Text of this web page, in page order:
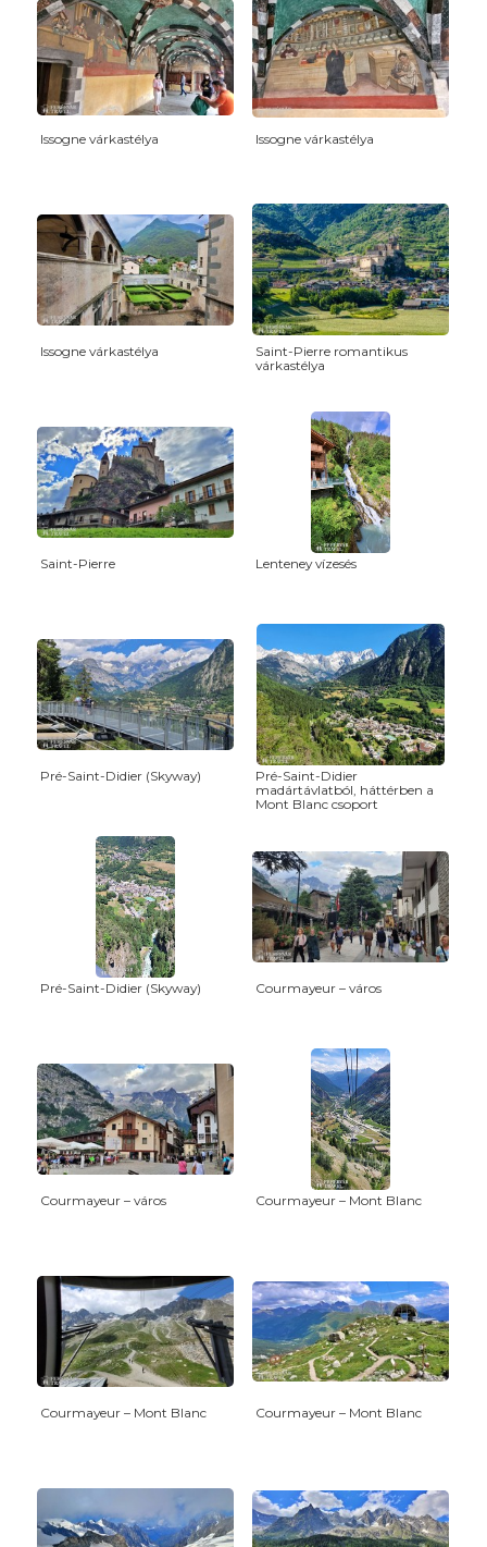
Issogne várkastélya Issogne várkastélya
Issogne várkastélya
Saint-Pierre romantikus
várkastélya
Saint-Pierre Lenteney vízesés
Pré-Saint-Didier (Skyway)
Pré-Saint-Didier
madártávlatból, háttérben a
Mont Blanc csoport
Pré-Saint-Didier (Skyway) Courmayeur – város
Courmayeur – város Courmayeur – Mont Blanc
Courmayeur – Mont Blanc Courmayeur – Mont Blanc